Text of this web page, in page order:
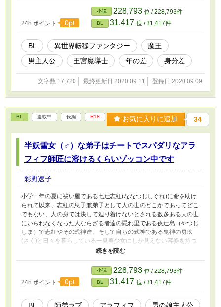
の国王側近キアルによりエオシャニムに召喚されてしまう。 キア
ルにより辱めを受けているところを国王であるディル・オルシュヴ
ェルツに助けられたラニだったが、初対面の筈なのにラニを知って
いる素振りを見せるディルに唇を奪われ、成り行きで一夜を共にし
た挙句、自分を組み敷くディルに「十五年前のあの日からずっと貴
方が好きだ」とストレートな思いまで伝えられ、どうしていいか分
からなくなるラニ。 そして翌日。 ディルとオルシュヴェルツ国の
ツは隣国ラヴァガルスからディルとラヴァガルス王女との望まない
婚姻をかなり強引に迫られ、下手に拒否すれば戦争に発展し兼ねな
い程切迫している状況であることや、それを回避するためには少な
くとも三か月間ディルの恋人であり妃となる「振り」をする者が必
要であり、その役目をラニに頼みたいと依頼される。 そんな訳
で、三ヶ月間限定の夫婦(？)生活がスタートするが、自分を甘やか
し愛を囁く事を常とするディルに振り回されているうちにラニ自身
も少しずつディルに惹かれていき―― これはそんな何かと不憫な
元王宮魔導士とそんな王宮魔導士を溺愛する魔王のラブコメな日常
の話である。 ※1.この小説は拙作「転移先で極度の女嫌いな魔王と
イクしたものです。 ※2.ムーンライトノベルズ様、pixiv様にも投稿
しています。 ※3.ヌルいですが無理矢理表現があります。 ※4.タイ
トルとあらすじを変更しました(20.09.10)
24h.ポイント 0pt
小説 228,793 位 / 228,793件
BL 31,417 位 / 31,417件
BL 異世界転移ファンタジー
魔王
男主人公
王宮魔導士 年の差 身分差
文字数 17,720 最終更新日 2020.09.11 登録日 2020.09.09
BL 連載中 長編 R18 お気に入りに追加 34
半妖雪女（♂）な弟子はチートでスパダリなアラ
フィフ師匠に溶けるくらいゾッコン中です
彩野遼子
小学一年の夏に祓い屋である七辻志紅(ななつじしぐれ)に命を助け
られて以来、志紅の息子兼弟子として人の世のどこかであってどこ
でもない、人の身では決して辿り着けないとされる数多ある人の世
にいられなくなった人ならざる者達の隠れ里である夜辻島（やつじ
しま）で志紅やその式神達、そして自らの式神である鬼神の勇玖
(さく)と日々を暮らしている一見美少女にしか見えない容姿を持つ
人と雪女の半妖の十一才の少年・七辻璃(ななつじあき)。 ことごと
に懐き、師として慕っている璃だったが、ある夜些細な切っ掛けで
雪女としての「男を求める」本能が暴走して志紅に襲いかかり、口
付けを交わしてしまう。 その際に自らの志紅への恋心も自覚しド
ツボに嵌まる璃。 しかも一度目覚めてしまった雪女の本能をコン
トロールするために志紅の式神の一体である玉兎の周(あまね)から
24h.ポイント 0pt
小説 228,793 位 / 228,793件
BL 31,417 位 / 31,417件
BL 師弟ラブ アラフィフ 男の娘主人公